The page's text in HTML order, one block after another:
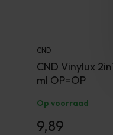
CND
CND Vinylux
ml OP=OP
Op voorraad
9,89